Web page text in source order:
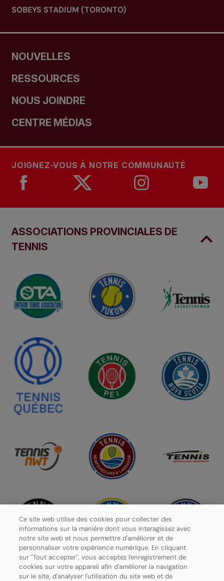
SOBEYS STADIUM (TORONTO)
NOUVELLES
RESSOURCES
NOUS JOINDRE
CENTRE MÉDIAS
JOIGNEZ-VOUS À NOTRE COMMUNAUTÉ
ASSOCIATIONS PROVINCIALES DE
TENNIS
Ce site web utilise des cookies pour collecter des
informations sur la manière dont vous interagissez avec
notre site web et nous permettre d'améliorer et de
personnaliser votre expérience numérique. En cliquant
sur "Tout accepter", vous acceptez l'enregistrement de
cookies sur votre appareil afin d'améliorer la navigation
sur le site, d'analyser l'utilisation du site web et de